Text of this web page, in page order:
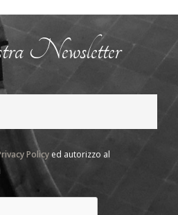
Newsletter
Policy ed autorizzo al